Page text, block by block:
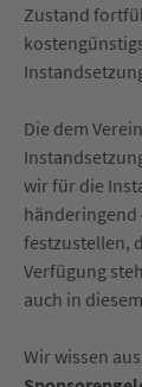
Zustand
Die dem
wir für die
händeringend
festzustellen,
Verfügung
auch in
Wir wissen